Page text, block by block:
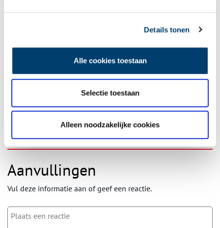
Details tonen
Alle cookies toestaan
Selectie toestaan
Alleen noodzakelijke cookies
Ontvang de nieuwsbrief
Wilt u op de hoogte blijven van de mooiste verhalen en het
laatste erfgoednieuws? Schrijf u dan nu in voor onze
Aanvullingen
Vul deze informatie aan of geef een reactie.